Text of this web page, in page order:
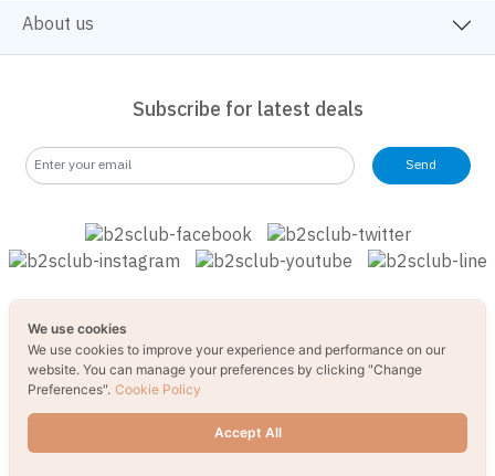
B2S CLUB
About us
Subscribe for latest deals
We use cookies
We use cookies to improve your experience and performance on our
website. You can manage your preferences by clicking "Change
Preferences". Cookie Policy
Accept All